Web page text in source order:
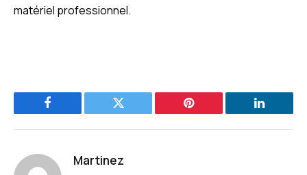
matériel professionnel.
Facebook Twitter Pinterest LinkedIn
Martinez